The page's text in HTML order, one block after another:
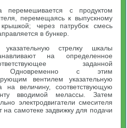
перемешивается с продуктом
перемещаясь к выпускному
через патрубок смесь
в бункер.
стрелку шкалы
на определенное
заданной
Одновременно с этим
вентилем указательную
на величину, соответствующую
вводимой мелассы. Затем
электродвигатели смесителя
на самотеке задвижку для подачи